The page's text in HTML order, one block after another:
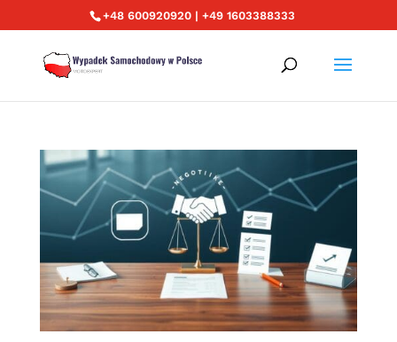
+48 600920920 | +49 1603388333